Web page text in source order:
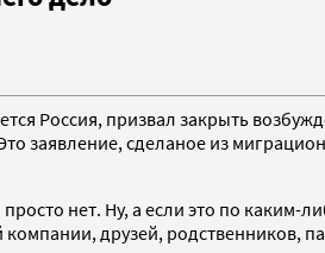
Россия, призвал закрыть
заявление, сделаное из
нет. Ну, а если это по
друзей, родственников,